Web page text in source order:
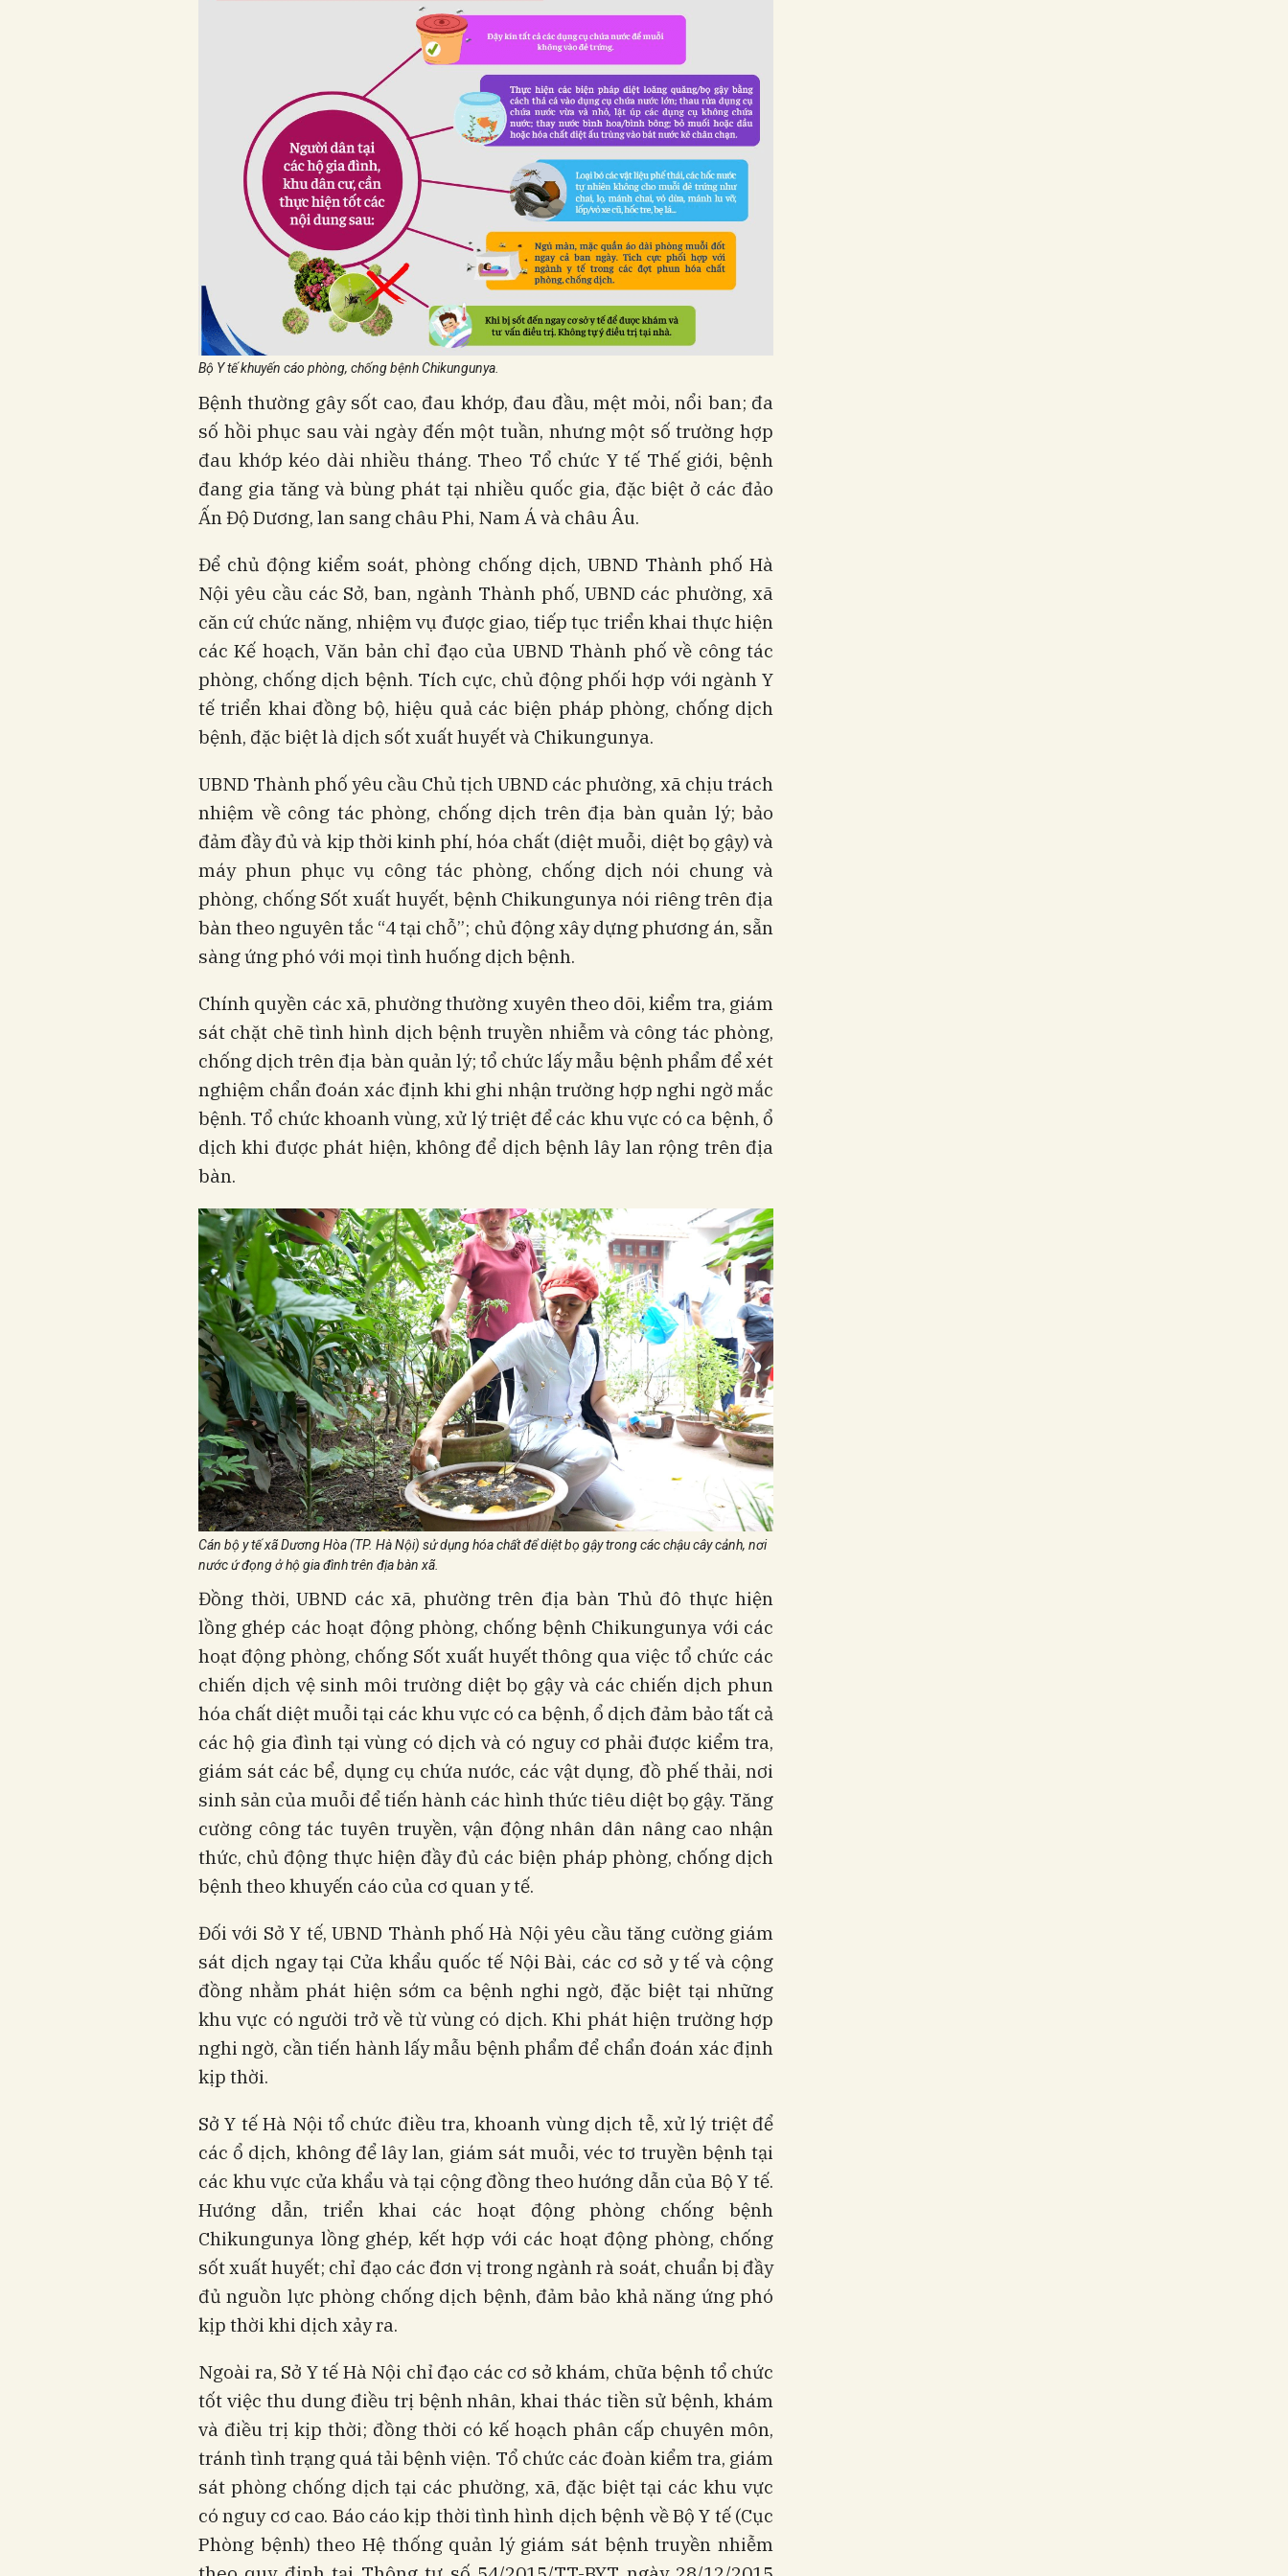
Bộ Y tế khuyến cáo phòng, chống bệnh Chikungunya.
Bệnh thường gây sốt cao, đau khớp, đau đầu, mệt mỏi, nổi ban; đa
số hồi phục sau vài ngày đến một tuần, nhưng một số trường hợp
đau khớp kéo dài nhiều tháng. Theo Tổ chức Y tế Thế giới, bệnh
đang gia tăng và bùng phát tại nhiều quốc gia, đặc biệt ở các đảo
Ấn Độ Dương, lan sang châu Phi, Nam Á và châu Âu.
Để chủ động kiểm soát, phòng chống dịch, UBND Thành phố Hà
Nội yêu cầu các Sở, ban, ngành Thành phố, UBND các phường, xã
căn cứ chức năng, nhiệm vụ được giao, tiếp tục triển khai thực hiện
các Kế hoạch, Văn bản chỉ đạo của UBND Thành phố về công tác
phòng, chống dịch bệnh. Tích cực, chủ động phối hợp với ngành Y
tế triển khai đồng bộ, hiệu quả các biện pháp phòng, chống dịch
bệnh, đặc biệt là dịch sốt xuất huyết và Chikungunya.
UBND Thành phố yêu cầu Chủ tịch UBND các phường, xã chịu trách
nhiệm về công tác phòng, chống dịch trên địa bàn quản lý; bảo
đảm đầy đủ và kịp thời kinh phí, hóa chất (diệt muỗi, diệt bọ gậy) và
máy phun phục vụ công tác phòng, chống dịch nói chung và
phòng, chống Sốt xuất huyết, bệnh Chikungunya nói riêng trên địa
bàn theo nguyên tắc “4 tại chỗ”; chủ động xây dựng phương án, sẵn
sàng ứng phó với mọi tình huống dịch bệnh.
Chính quyền các xã, phường thường xuyên theo dõi, kiểm tra, giám
sát chặt chẽ tình hình dịch bệnh truyền nhiễm và công tác phòng,
chống dịch trên địa bàn quản lý; tổ chức lấy mẫu bệnh phẩm để xét
nghiệm chẩn đoán xác định khi ghi nhận trường hợp nghi ngờ mắc
bệnh. Tổ chức khoanh vùng, xử lý triệt để các khu vực có ca bệnh, ổ
dịch khi được phát hiện, không để dịch bệnh lây lan rộng trên địa
bàn.
Cán bộ y tế xã Dương Hòa (TP. Hà Nội) sử dụng hóa chất để diệt bọ gậy trong các chậu cây cảnh, nơi
nước ứ đọng ở hộ gia đình trên địa bàn xã.
Đồng thời, UBND các xã, phường trên địa bàn Thủ đô thực hiện
lồng ghép các hoạt động phòng, chống bệnh Chikungunya với các
hoạt động phòng, chống Sốt xuất huyết thông qua việc tổ chức các
chiến dịch vệ sinh môi trường diệt bọ gậy và các chiến dịch phun
hóa chất diệt muỗi tại các khu vực có ca bệnh, ổ dịch đảm bảo tất cả
các hộ gia đình tại vùng có dịch và có nguy cơ phải được kiểm tra,
giám sát các bể, dụng cụ chứa nước, các vật dụng, đồ phế thải, nơi
sinh sản của muỗi để tiến hành các hình thức tiêu diệt bọ gậy. Tăng
cường công tác tuyên truyền, vận động nhân dân nâng cao nhận
thức, chủ động thực hiện đầy đủ các biện pháp phòng, chống dịch
bệnh theo khuyến cáo của cơ quan y tế.
Đối với Sở Y tế, UBND Thành phố Hà Nội yêu cầu tăng cường giám
sát dịch ngay tại Cửa khẩu quốc tế Nội Bài, các cơ sở y tế và cộng
đồng nhằm phát hiện sớm ca bệnh nghi ngờ, đặc biệt tại những
khu vực có người trở về từ vùng có dịch. Khi phát hiện trường hợp
nghi ngờ, cần tiến hành lấy mẫu bệnh phẩm để chẩn đoán xác định
kịp thời.
Sở Y tế Hà Nội tổ chức điều tra, khoanh vùng dịch tễ, xử lý triệt để
các ổ dịch, không để lây lan, giám sát muỗi, véc tơ truyền bệnh tại
các khu vực cửa khẩu và tại cộng đồng theo hướng dẫn của Bộ Y tế.
Hướng dẫn, triển khai các hoạt động phòng chống bệnh
Chikungunya lồng ghép, kết hợp với các hoạt động phòng, chống
sốt xuất huyết; chỉ đạo các đơn vị trong ngành rà soát, chuẩn bị đầy
đủ nguồn lực phòng chống dịch bệnh, đảm bảo khả năng ứng phó
kịp thời khi dịch xảy ra.
Ngoài ra, Sở Y tế Hà Nội chỉ đạo các cơ sở khám, chữa bệnh tổ chức
tốt việc thu dung điều trị bệnh nhân, khai thác tiền sử bệnh, khám
và điều trị kịp thời; đồng thời có kế hoạch phân cấp chuyên môn,
tránh tình trạng quá tải bệnh viện. Tổ chức các đoàn kiểm tra, giám
sát phòng chống dịch tại các phường, xã, đặc biệt tại các khu vực
có nguy cơ cao. Báo cáo kịp thời tình hình dịch bệnh về Bộ Y tế (Cục
Phòng bệnh) theo Hệ thống quản lý giám sát bệnh truyền nhiễm